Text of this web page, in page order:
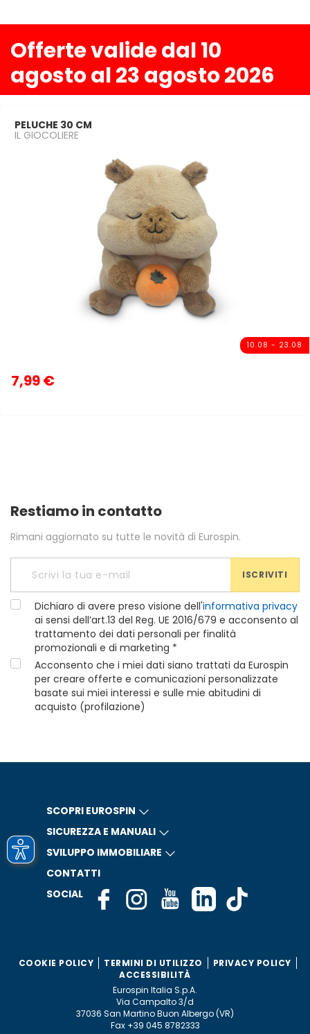
Offerte valide dal 10
agosto al 23 agosto 2026
10.08 - 23.08
PELUCHE 30 CM
IL GIOCOLIERE
7,99 €
Restiamo in contatto
Rimani aggiornato su tutte le novità di Eurospin.
ISCRIVITI
Dichiaro di avere preso visione dell'informativa privacy
ai sensi dell’art.13 del Reg. UE 2016/679 e acconsento al
trattamento dei dati personali per finalità
promozionali e di marketing *
Acconsento che i miei dati siano trattati da Eurospin
per creare offerte e comunicazioni personalizzate
basate sui miei interessi e sulle mie abitudini di
acquisto (profilazione)
SCOPRI EUROSPIN
SICUREZZA E MANUALI
SVILUPPO IMMOBILIARE
CONTATTI
SOCIAL
COOKIE POLICY TERMINI DI UTILIZZO
PRIVACY POLICY
ACCESSIBILITÀ
Eurospin Italia S.p.A.
Via Campalto 3/d
37036 San Martino Buon Albergo (VR)
Fax +39 045 8782333